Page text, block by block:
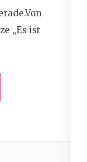
„Es ist